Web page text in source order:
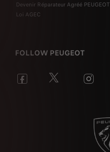
Devenir Réparateur Agréé PEUGEOT
Loi AGEC
FOLLOW PEUGEOT